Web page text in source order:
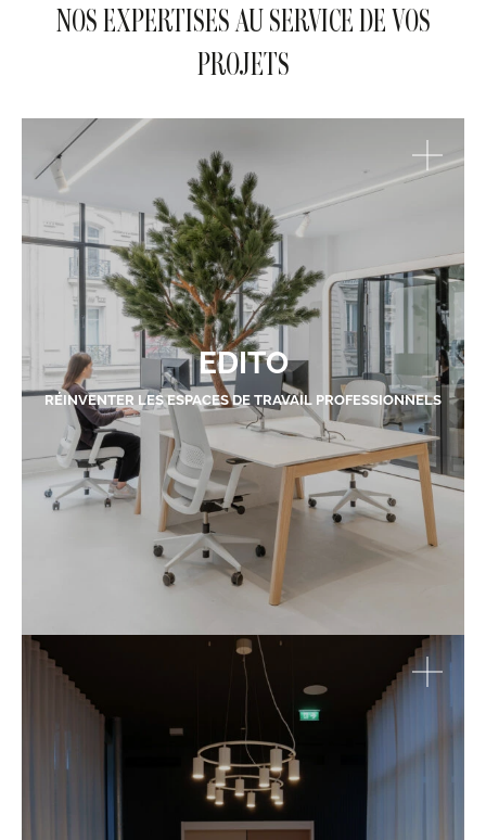
NOS EXPERTISES AU SERVICE DE VOS
PROJETS
EDITO
RÉINVENTER LES ESPACES DE TRAVAIL PROFESSIONNELS